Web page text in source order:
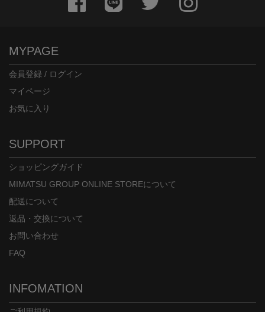
MYPAGE
会員登録 / ログイン
マイページ
お気に入り
SUPPORT
ショッピングガイド
MIMATSU GROUP ONLINE STOREについて
配送について
返品・交換について
お問い合わせ
FAQ
INFOMATION